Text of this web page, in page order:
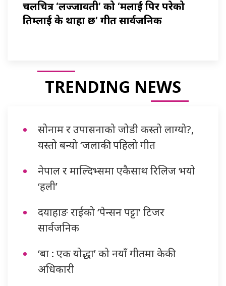
चलचित्र ‘लज्जावती’ को ‘मलाई पिर परेको
तिम्लाई के थाहा छ’ गीत सार्वजनिक
TRENDING NEWS
सोनाम र उपासनाको जोडी कस्तो लाग्यो?,
यस्तो बन्यो ‘जलाकी’ पहिलो गीत
नेपाल र माल्दिभ्समा एकैसाथ रिलिज भयो
‘हली’
दयाहाङ राईको ‘पेन्सन पट्टा’ टिजर
सार्वजनिक
‘बा : एक योद्धा’ को नयाँ गीतमा केकी
अधिकारी